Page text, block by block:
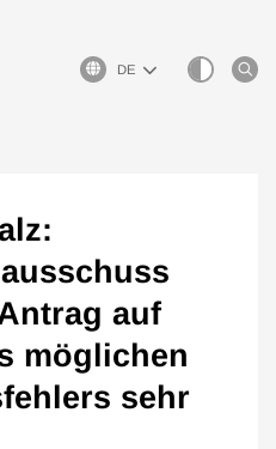
Sprachauswahl
auf
möglichen
sehr